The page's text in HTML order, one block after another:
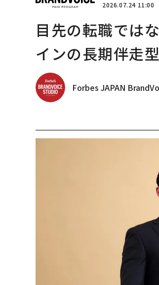
2026.07.24 11:00
目先の転職では
インの長期伴走
Forbes JAPAN